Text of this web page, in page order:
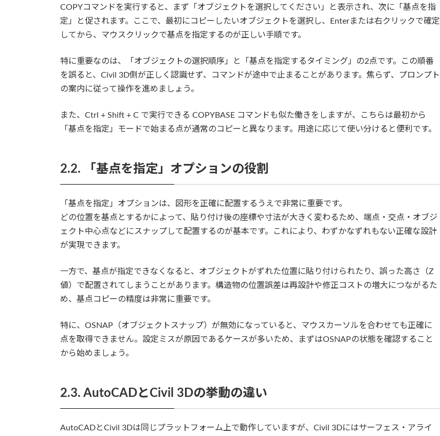
COPYコマンドを実行すると、まず「オブジェクトを選択してください」と表示され、次に「基点を指
定」と促されます。ここで、最初にコピーしたいオブジェクトを選択し、Enterまたは右クリックで確定
してから、マウスクリックで基点を指定するのが正しい手順です。
特に重要なのは、「オブジェクトの選択順序」と「基点を指定するタイミング」の2点です。この順番
を誤ると、Civil 3D側が正しく認識せず、コマンドが途中で止まることがあります。焦らず、プロンプト
の案内に従って操作を進めましょう。
また、Ctrl + Shift + C で実行できる COPYBASE コマンドも似た働きをしますが、こちらは最初から
「基点を指定」モードで始まる点が通常のコピーと異なります。用途に応じて使い分けると便利です。
2.2. 「基点を指定」オプションの役割
「基点を指定」オプションは、図形を正確に配置するうえで非常に重要です。
どの位置を基点とするかによって、貼り付け後の座標や寸法が大きく変わるため、端点・交点・オブジ
ェクト中心点などにスナップして配置するのが基本です。これにより、わずかなずれもない正確な設計
が実現できます。
一方で、基点が指定できなくなると、オブジェクトがずれた位置に貼り付けられたり、誤った高さ（Z
値）で配置されてしまうことがあります。構造物の位置誤差は再設計や修正コストの増大につながるた
め、基点コピーの精度は非常に重要です。
特に、OSNAP（オブジェクトスナップ）が無効になっていると、マウスカーソルを合わせても正確に
点を取得できません。設定ミスが原因であるケースが多いため、まずはOSNAPの状態を確認すること
から始めましょう。
2.3. AutoCADとCivil 3Dの挙動の違い
AutoCADとCivil 3Dは同じプラットフォーム上で動作していますが、Civil 3Dにはサーフェス・アライ